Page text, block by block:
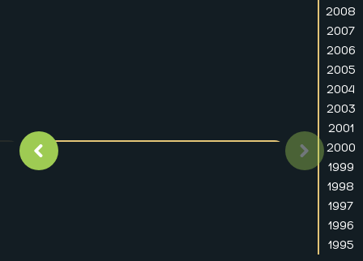
Imagen anterior
2008
2007
2006
2005
2004
2003
2001
2000
1999
1998
1997
1996
1995